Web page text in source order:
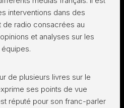
interventions dans des
de radio consacrées au
et analyses sur les
de plusieurs livres sur le
ses points de vue
réputé pour son franc-parler